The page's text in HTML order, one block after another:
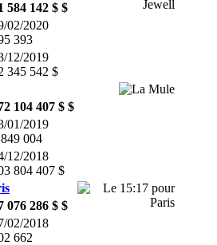
584 142 $ $
02/2020
393
12/2019
345 542 $
104 407 $ $
01/2019
004
12/2018
804 407 $
076 286 $ $
02/2018
662